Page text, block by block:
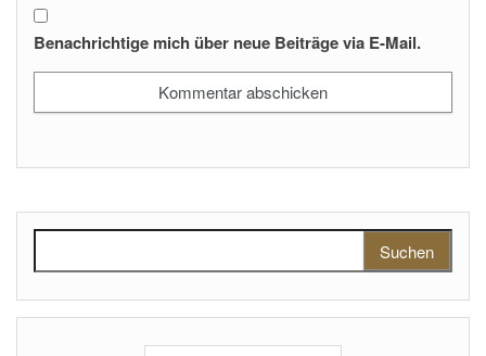
Benachrichtige mich über neue Beiträge via E-Mail.